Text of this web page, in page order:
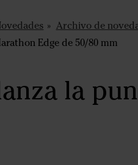
Archivo de
Edge de 50/80 mm
la